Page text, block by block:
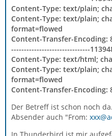
Content-Type: text/plain;
Content-Type: text/plain;
format=flowed
Content-Transfer-Encoding:
-------------------------------
Content-Type: text/html;
Content-Type: text/plain;
format=flowed
Content-Transfer-Encoding:
Der Betreff ist schon noch
Absender auch "From: